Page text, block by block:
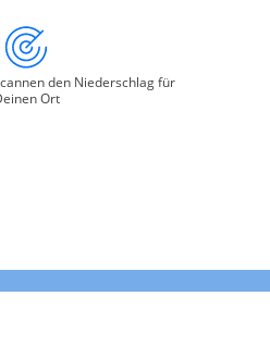
den Niederschlag für
Ort